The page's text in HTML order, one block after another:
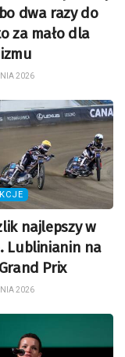
dwa razy do
za mało dla
2026
najlepszy w
Lublinianin na
Prix
2026